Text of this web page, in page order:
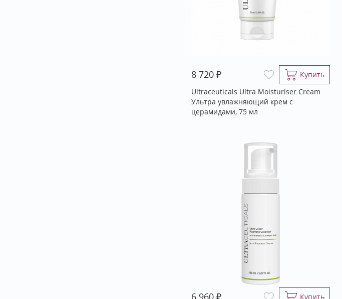
8 720 ₽
Купить
Ultraceuticals Ultra Moisturiser Cream
Ультра увлажняющий крем с
церамидами, 75 мл
6 960 ₽ Купить